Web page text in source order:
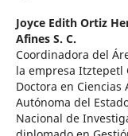
Joyce Edith Ortiz
Afines S. C.
Coordinadora del
la empresa Itztepetl
Doctora en
Autónoma del
Nacional de